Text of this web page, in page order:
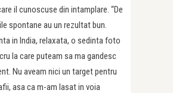
il cunoscuse din intamplare. “De
spontane au un rezultat bun.
in India, relaxata, o sedinta foto
la care puteam sa ma gandesc
Nu aveam nici un target pentru
asa ca m-am lasat in voia